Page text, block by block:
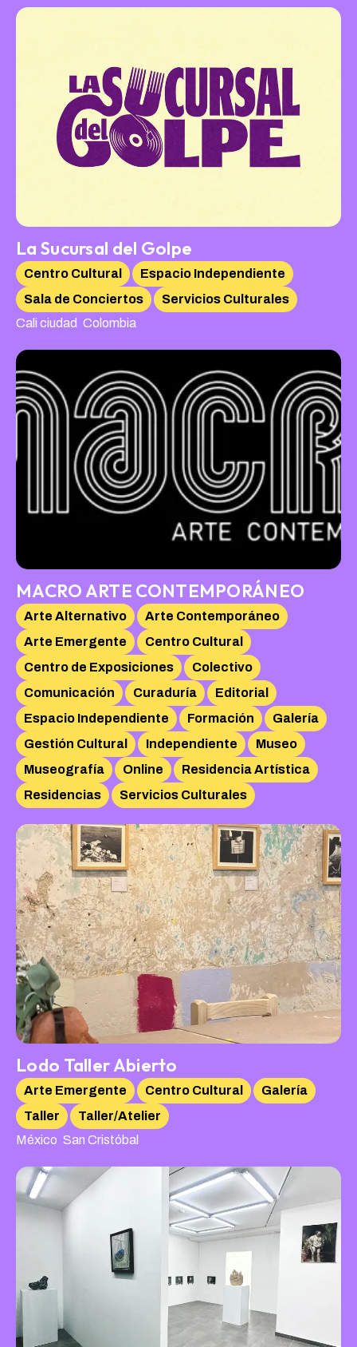
La Sucursal del Golpe
Centro Cultural
Espacio Independiente
Sala de Conciertos
Servicios Culturales
Cali ciudad Colombia
MACRO ARTE CONTEMPORÁNEO
Arte Alternativo
Arte Contemporáneo
Arte Emergente
Centro Cultural
Centro de Exposiciones
Colectivo
Comunicación
Curaduría
Editorial
Espacio Independiente
Formación
Galería
Gestión Cultural
Independiente
Museo
Museografía
Online
Residencia Artística
Residencias
Servicios Culturales
Lodo Taller Abierto
Arte Emergente Centro Cultural
Galería
Taller
Taller/Atelier
México San Cristóbal